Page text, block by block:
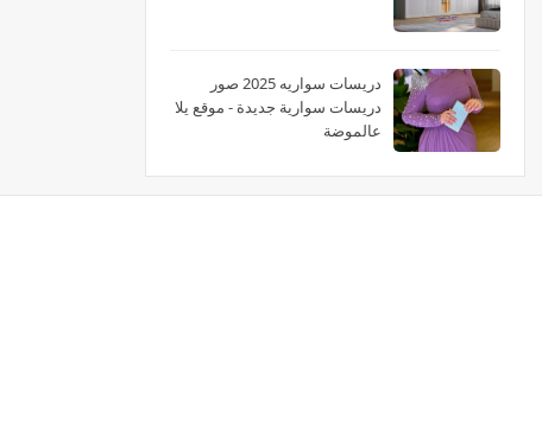
دريسات سواريه 2025 صور
دريسات سوارية جديدة - موقع يلا
عالموضة